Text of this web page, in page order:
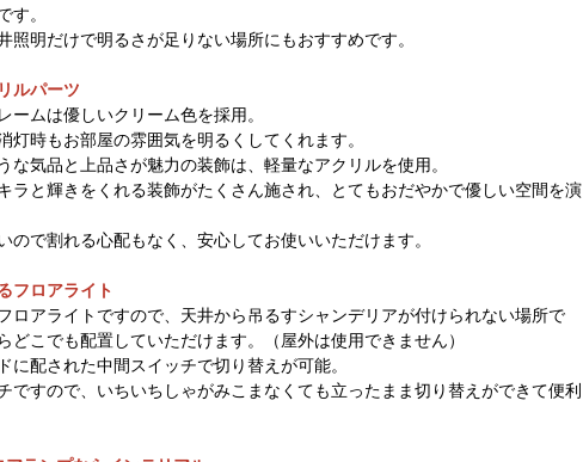
す。
照明だけで明るさが足りない場所にもおすすめです。
ルパーツ
ームは優しいクリーム色を採用。
灯時もお部屋の雰囲気を明るくしてくれます。
な気品と上品さが魅力の装飾は、軽量なアクリルを使用。
ラと輝きをくれる装飾がたくさん施され、とてもおだやかで優しい空間を演
ので割れる心配もなく、安心してお使いいただけます。
フロアライト
ロアライトですので、天井から吊るすシャンデリアが付けられない場所で
どこでも配置していただけます。（屋外は使用できません）
配された中間スイッチで切り替えが可能。
ですので、いちいちしゃがみこまなくても立ったまま切り替えができて便利